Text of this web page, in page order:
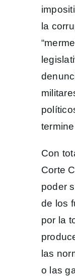
la
Con
Corte
poder
de los
por la
las
o las